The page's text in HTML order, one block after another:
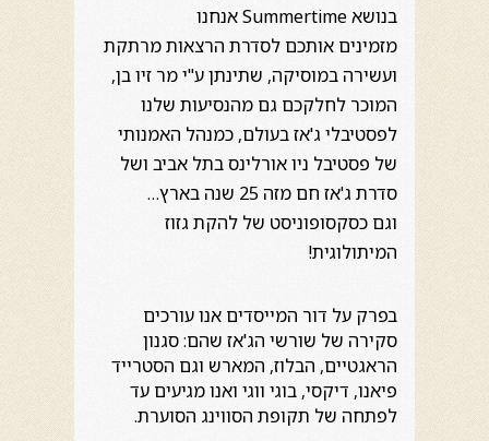
בנושא Summertime אנחנו
מזמינים אותכם לסדרת הרצאות מרתקת
ועשירה במוסיקה, שתינתן ע"י מר זיו בן,
המוכר לחלקכם גם מהנסיעות שלנו
לפסטיבלי ג'אז בעולם, כמנהל האמנותי
של פסטיבל ניו אורלינס בתל אביב ושל
סדרת ג'אז חם מזה 25 שנה בארץ…
וגם כסקסופוניסט של להקת גזוז
המיתולוגית!
בפרק על דור המייסדים אנו עורכים
סקירה של שורשי הג'אז שהם: סגנון
הראגטיים, הבלוז, המארש וגם הסטרייד
פיאנו, דיקסי, בוגי ווגי ואנו מגיעים עד
לפתחה של תקופת הסווינג הסוערת.